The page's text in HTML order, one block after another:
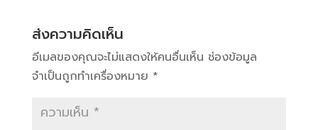
ส่งความคิดเห็น
อีเมลของคุณจะไม่แสดงให้คนอื่นเห็น ช่องข้อมูล
จำเป็นถูกทำเครื่องหมาย *